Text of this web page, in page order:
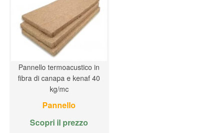
Pannello termoacustico in
fibra di canapa e kenaf 40
kg/mc
Pannello
Scopri il prezzo